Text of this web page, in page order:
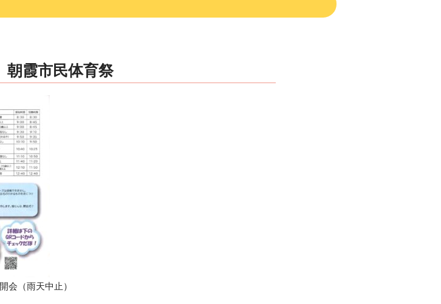
霞市民体育祭
会（雨天中止）